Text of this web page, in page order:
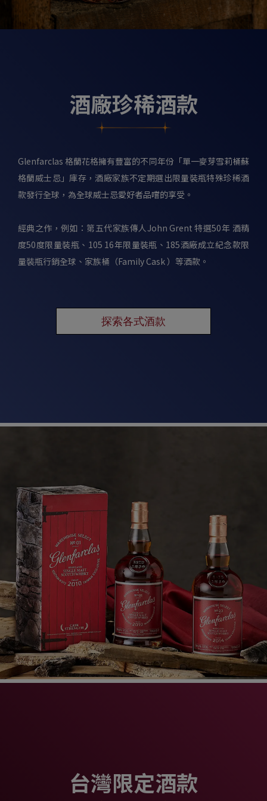
酒廠珍稀酒款
Glenfarclas 格蘭花格擁有豐富的不同年份「單一麥芽雪莉桶蘇
格蘭威士忌」庫存，酒廠家族不定期選出限量裝瓶特殊珍稀酒
款發行全球，為全球威士忌愛好者品嚐的享受。
經典之作，例如：第五代家族傳人John Grent 特選50年 酒精
度50度限量裝瓶、105 16年限量裝瓶、185酒廠成立紀念款限
量裝瓶行銷全球、家族桶（Family Cask ）等酒款。
探索各式酒款
台灣限定酒款